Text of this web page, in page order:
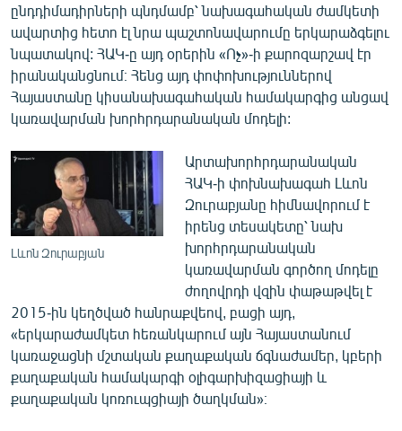
Հայերեն
English
Русский
ՀԵՏԵՎԵՔ ՄԵԶ
«Ազատության» բոլոր կայքերը
ընդդիմադիրների պնդմամբ՝ նախագահական ժամկետի
ավարտից հետո էլ նրա պաշտոնավարումը երկարաձգելու
նպատակով: ՀԱԿ-ը այդ օրերին «Ոչ»-ի քարոզարշավ էր
իրանականցնում։ Հենց այդ փոփոխություններով
Հայաստանը կիսանախագահական համակարգից անցավ
կառավարման խորհրդարանական մոդելի:
Լևոն Զուրաբյան
Արտախորհրդարանական
ՀԱԿ-ի փոխնախագահ Լևոն
Զուրաբյանը հիմնավորում է
իրենց տեսակետը՝ նախ
խորհրդարանական
կառավարման գործող մոդելը
ժողովրդի վզին փաթաթվել է
2015-ին կեղծված հանրաքվեով, բացի այդ,
«երկարաժամկետ հեռանկարում այն Հայաստանում
կառաջացնի մշտական քաղաքական ճգնաժամեր, կբերի
քաղաքական համակարգի օլիգարխիզացիայի և
քաղաքական կոռուպցիայի ծաղկման»։